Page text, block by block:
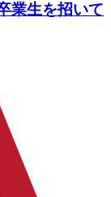
業生を招いて